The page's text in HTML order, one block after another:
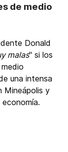
de medio
Donald
malas" si los
una intensa
Mineápolis y